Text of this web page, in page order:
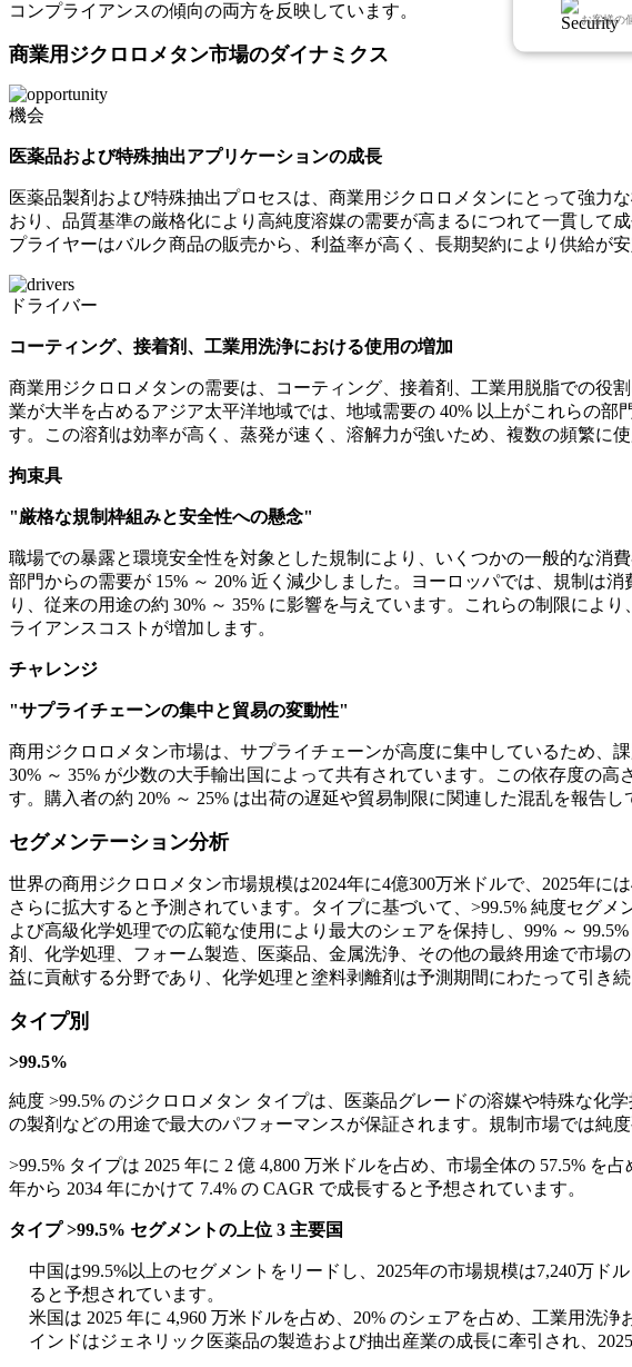
お客様の
コンプライアンスの傾向の両方を反映しています。
商業用ジクロロメタン市場のダイナミクス
機会
医薬品および特殊抽出アプリケーションの成長
医薬品製剤および特殊抽出プロセスは、商業用ジクロロメタンにとって強力
おり、品質基準の厳格化により高純度溶媒の需要が高まるにつれて一貫して
プライヤーはバルク商品の販売から、利益率が高く、長期契約により供給が
ドライバー
コーティング、接着剤、工業用洗浄における使用の増加
商業用ジクロロメタンの需要は、コーティング、接着剤、工業用脱脂での役
業が大半を占めるアジア太平洋地域では、地域需要の 40% 以上がこれらの
す。この溶剤は効率が高く、蒸発が速く、溶解力が強いため、複数の頻繁に
拘束具
"厳格な規制枠組みと安全性への懸念"
職場での暴露と環境安全性を対象とした規制により、いくつかの一般的な消
部門からの需要が 15% ～ 20% 近く減少しました。ヨーロッパでは、規制は
り、従来の用途の約 30% ～ 35% に影響を与えています。これらの制限によ
ライアンスコストが増加します。
チャレンジ
"サプライチェーンの集中と貿易の変動性"
商用ジクロロメタン市場は、サプライチェーンが高度に集中しているため、
30% ～ 35% が少数の大手輸出国によって共有されています。この依存度の
す。購入者の約 20% ～ 25% は出荷の遅延や貿易制限に関連した混乱を報告
セグメンテーション分析
世界の商用ジクロロメタン市場規模は2024年に4億300万米ドルで、2025年に
さらに拡大すると予測されています。タイプに基づいて、>99.5% 純度セグ
よび高級化学処理での広範な使用により最大のシェアを保持し、99% ～
剤、化学処理、フォーム製造、医薬品、金属洗浄、その他の最終用途で市場
益に貢献する分野であり、化学処理と塗料剥離剤は予測期間にわたって引き
タイプ別
>99.5%
純度 >99.5% のジクロロメタン タイプは、医薬品グレードの溶媒や特殊な化
の製剤などの用途で最大のパフォーマンスが保証されます。規制市場では純
>99.5% タイプは 2025 年に 2 億 4,800 万米ドルを占め、市場全体の 57.5%
年から 2034 年にかけて 7.4% の CAGR で成長すると予想されています。
タイプ >99.5% セグメントの上位 3 主要国
中国は99.5%以上のセグメントをリードし、2025年の市場規模は7,240万
ると予想されています。
米国は 2025 年に 4,960 万米ドルを占め、20% のシェアを占め、工業用洗
インドはジェネリック医薬品の製造および抽出産業の成長に牽引され、